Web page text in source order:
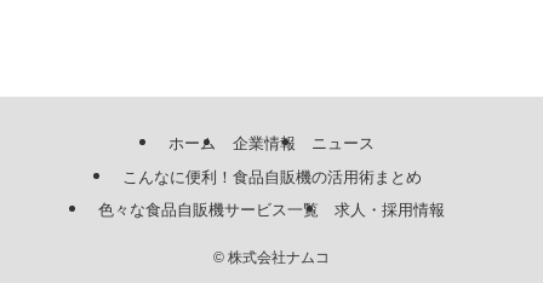
ホーム 企業情報
ニュース
こんなに便利！食品自販機の活用術まとめ
色々な食品自販機サービス一覧
求人・採用情報
© 株式会社ナムコ